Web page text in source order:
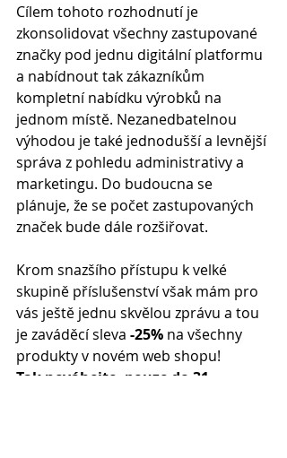
Cílem tohoto rozhodnutí je
zkonsolidovat všechny zastupované
značky pod jednu digitální platformu
a nabídnout tak zákazníkům
kompletní nabídku výrobků na
jednom místě. Nezanedbatelnou
výhodou je také jednodušší a levnější
správa z pohledu administrativy a
marketingu. Do budoucna se
plánuje, že se počet zastupovaných
značek bude dále rozšiřovat.
Krom snazšího přístupu k velké
skupině příslušenství však mám pro
vás ještě jednu skvělou zprávu a tou
je zaváděcí sleva -25% na všechny
produkty v novém web shopu!
Tak neváhejte, pouze do 31.